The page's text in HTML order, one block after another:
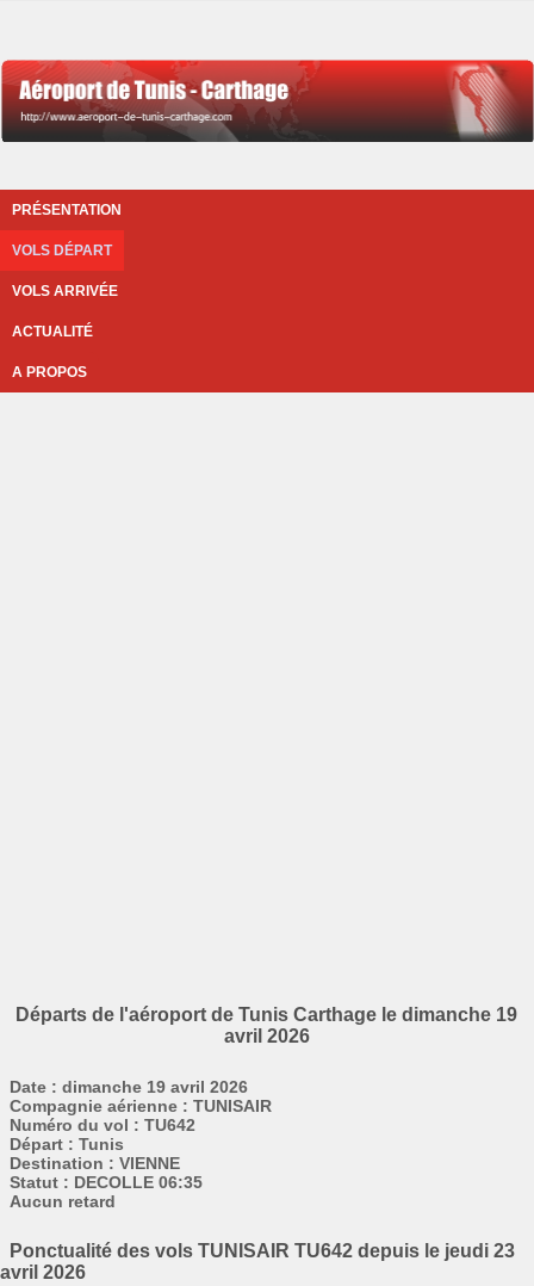
PRÉSENTATION
VOLS DÉPART
VOLS ARRIVÉE
ACTUALITÉ
A PROPOS
Départs de l'aéroport de Tunis Carthage le dimanche 19
avril 2026
Date : dimanche 19 avril 2026
Compagnie aérienne : TUNISAIR
Numéro du vol : TU642
Départ : Tunis
Destination : VIENNE
Statut : DECOLLE 06:35
Aucun retard
Ponctualité des vols TUNISAIR TU642 depuis le jeudi 23
avril 2026